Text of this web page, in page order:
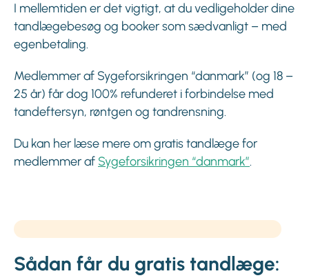
I mellemtiden er det vigtigt, at du vedligeholder dine
tandlægebesøg og booker som sædvanligt – med
egenbetaling.
Medlemmer af Sygeforsikringen “danmark” (og 18 –
25 år) får dog 100% refunderet i forbindelse med
tandeftersyn, røntgen og tandrensning.
Du kan her læse mere om gratis tandlæge for
medlemmer af Sygeforsikringen “danmark”.
Sådan får du gratis tandlæge: